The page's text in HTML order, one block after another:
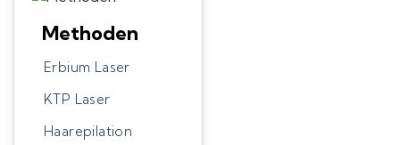
Methoden
Erbium Laser
KTP Laser
Haarepilation